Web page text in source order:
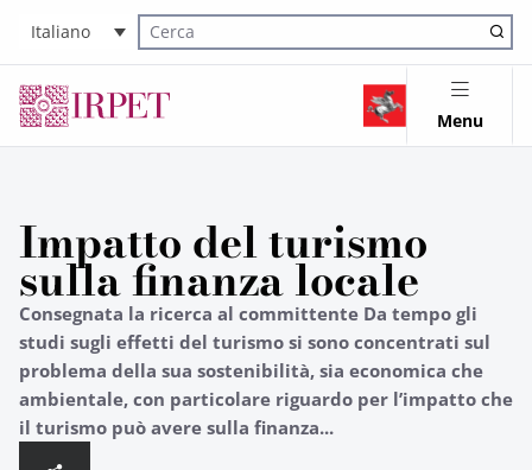
Italiano
Cerca nel sito
Menu
Impatto del turismo
sulla finanza locale
Consegnata la ricerca al committente Da tempo gli
studi sugli effetti del turismo si sono concentrati sul
problema della sua sostenibilità, sia economica che
ambientale, con particolare riguardo per l’impatto che
il turismo può avere sulla finanza...